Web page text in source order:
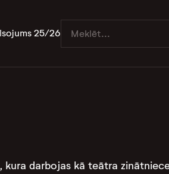
25/26
darbojas kā teātra